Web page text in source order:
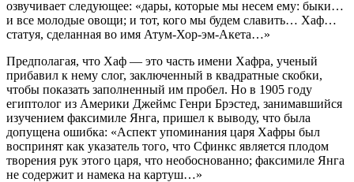
озвучивает следующее: «дары, которые мы несем ему: быки…
и все молодые овощи; и тот, кого мы будем славить… Хаф…
статуя, сделанная во имя Атум-Хор-эм-Акета…»
Предполагая, что Хаф — это часть имени Хафра, ученый
прибавил к нему слог, заключенный в квадратные скобки,
чтобы показать заполненный им пробел. Но в 1905 году
египтолог из Америки Джеймс Генри Брэстед, занимавшийся
изучением факсимиле Янга, пришел к выводу, что была
допущена ошибка: «Аспект упоминания царя Хафры был
воспринят как указатель того, что Сфинкс является плодом
творения рук этого царя, что необоснованно; факсимиле Янга
не содержит и намека на картуш…»